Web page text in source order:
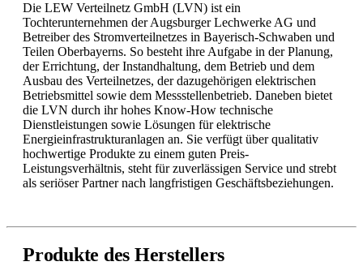
Die LEW Verteilnetz GmbH (LVN) ist ein
Tochterunternehmen der Augsburger Lechwerke AG und
Betreiber des Stromverteilnetzes in Bayerisch-Schwaben und
Teilen Oberbayerns. So besteht ihre Aufgabe in der Planung,
der Errichtung, der Instandhaltung, dem Betrieb und dem
Ausbau des Verteilnetzes, der dazugehörigen elektrischen
Betriebsmittel sowie dem Messstellenbetrieb. Daneben bietet
die LVN durch ihr hohes Know-How technische
Dienstleistungen sowie Lösungen für elektrische
Energieinfrastrukturanlagen an. Sie verfügt über qualitativ
hochwertige Produkte zu einem guten Preis-
Leistungsverhältnis, steht für zuverlässigen Service und strebt
als seriöser Partner nach langfristigen Geschäftsbeziehungen.
Produkte des Herstellers